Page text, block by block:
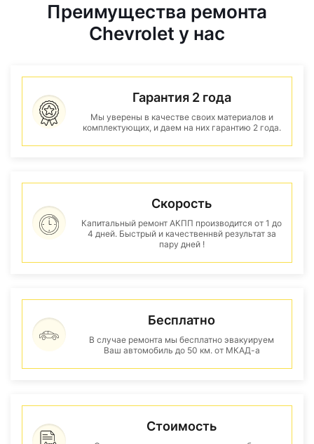
Преимущества ремонта
Chevrolet у нас
Гарантия 2 года
Мы уверены в качестве своих материалов и
комплектующих, и даем на них гарантию 2 года.
Скорость
Капитальный ремонт АКПП производится от 1 до
4 дней. Быстрый и качественнвй результат за
пару дней !
Бесплатно
В случае ремонта мы бесплатно эвакуируем
Ваш автомобиль до 50 км. от МКАД-а
Стоимость